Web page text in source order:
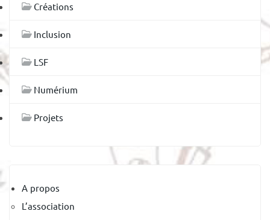
Créations
Inclusion
LSF
Numérium
Projets
A propos
L’association